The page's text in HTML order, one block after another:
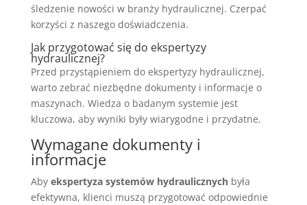
śledzenie nowości w branży hydraulicznej. Czerpać
korzyści z naszego doświadczenia.
Jak przygotować się do ekspertyzy
hydraulicznej?
Przed przystąpieniem do ekspertyzy hydraulicznej,
warto zebrać niezbędne dokumenty i informacje o
maszynach. Wiedza o badanym systemie jest
kluczowa, aby wyniki były wiarygodne i przydatne.
Wymagane dokumenty i
informacje
Aby ekspertyza systemów hydraulicznychbyła
efektywna, klienci muszą przygotować odpowiednie